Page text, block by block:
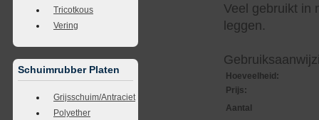
Tricotkous
Vering
Schuimrubber Platen
Grijsschuim/Antraciet
Polyether
Veel gebruikt in
leggen.
Hoeveelheid :
Prijs:
Aantal